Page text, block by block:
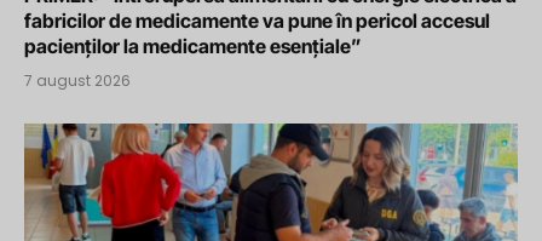
fabricilor de medicamente va pune în pericol accesul
pacienților la medicamente esențiale”
7 august 2026